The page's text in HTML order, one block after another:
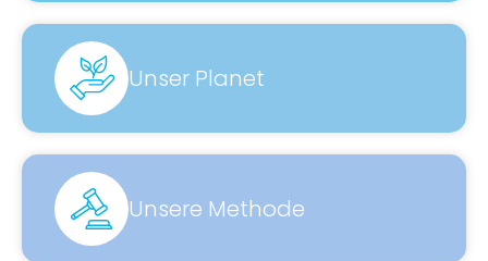
Unser Planet
Unsere Methode